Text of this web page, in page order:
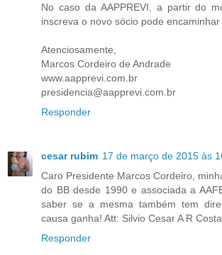
No caso da AAPPREVI, a partir do
inscreva o novo sócio pode encaminhar
Atenciosamente,
Marcos Cordeiro de Andrade
www.aapprevi.com.br
presidencia@aapprevi.com.br
Responder
cesar rubim 17 de março de 2015 às
Caro Presidente Marcos Cordeiro,
do BB desde 1990 e associada a
saber se a mesma também tem
causa ganha! Att: Silvio Cesar A R Costa
Responder